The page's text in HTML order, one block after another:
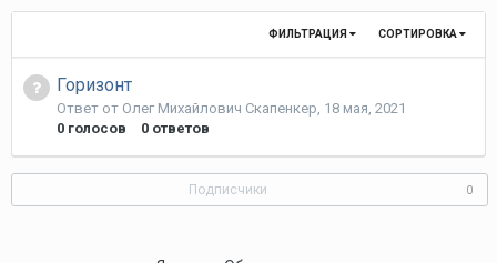
СОРТИРОВКА
ФИЛЬТРАЦИЯ
Горизонт
Ответ от Олег Михайлович Скапенкер 18 мая, 2021
0 голосов 0 ответов
Подписчики 0